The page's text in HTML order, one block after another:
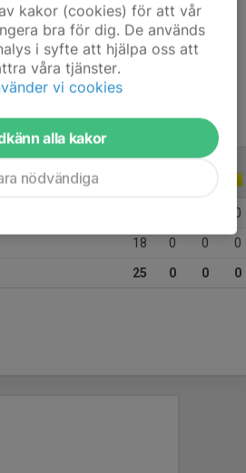
0
18 0 0 0
25 0 0 0
kakor (cookies) för att vår
bra för dig. De används
i syfte att hjälpa oss att
våra tjänster.
vi cookies
alla kakor
nödvändiga